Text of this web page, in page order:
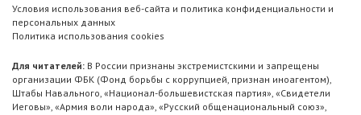
Условия использования веб-сайта и политика конфиденциальности и
персональных данных
Политика использования cookies
Для читателей: В России признаны экстремистскими и запрещены
организации ФБК (Фонд борьбы с коррупцией, признан иноагентом),
Штабы Навального, «Национал-большевистская партия», «Свидетели
Иеговы», «Армия воли народа», «Русский общенациональный союз»,